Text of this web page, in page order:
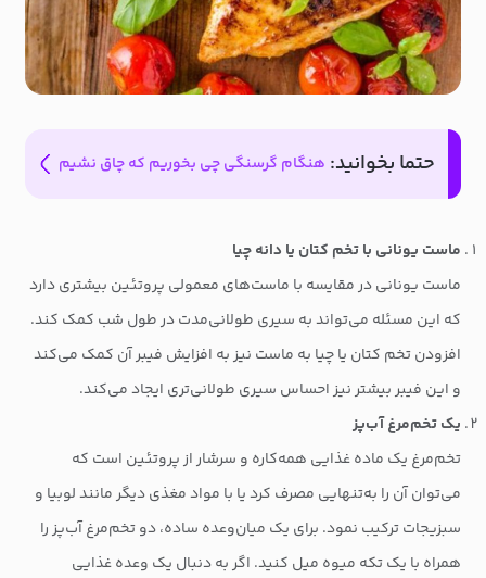
حتما بخوانید: هنگام گرسنگی چی بخوریم که چاق نشیم
ماست یونانی با تخم کتان یا دانه چیا
ماست یونانی در مقایسه با ماست‌های معمولی پروتئین بیشتری دارد
که این مسئله می‌تواند به سیری طولانی‌مدت در طول شب کمک کند.
افزودن تخم کتان یا چیا به ماست نیز به افزایش فیبر آن کمک می‌کند
و این فیبر بیشتر نیز احساس سیری طولانی‌تری ایجاد می‌کند.
یک تخم‌مرغ آب‌پز
تخم‌مرغ یک ماده غذایی همه‌کاره و سرشار از پروتئین است که
می‌توان آن را به‌تنهایی مصرف کرد یا با مواد مغذی دیگر مانند لوبیا و
سبزیجات ترکیب نمود. برای یک میان‌وعده ساده، دو تخم‌مرغ آب‌پز را
همراه با یک تکه میوه میل کنید. اگر به دنبال یک وعده غذایی